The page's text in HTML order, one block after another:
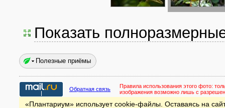
Показать
Полезные приёмы
Обратная связь Правила использования этого фото:
изображения возможно лишь с
«Плантариум» использует cookie-файлы. Оставаясь на